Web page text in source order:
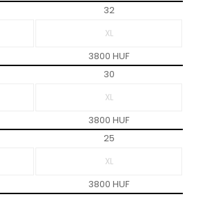
32
3800 HUF
30
3800 HUF
25
3800 HUF